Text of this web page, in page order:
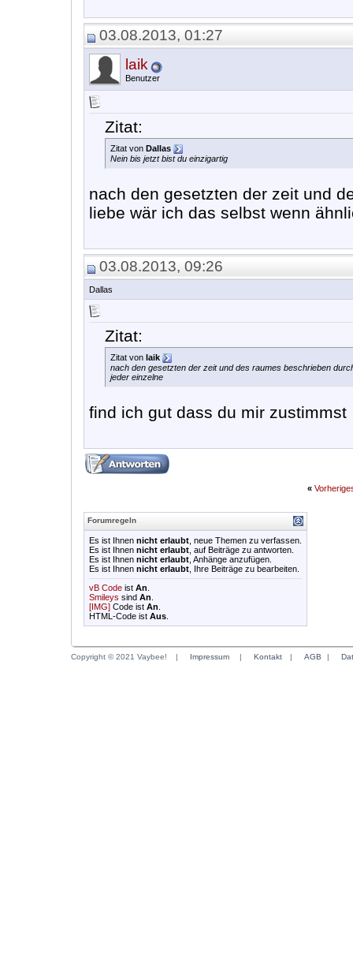
03.08.2013, 01:27
laik
Benutzer
Zitat:
Zitat von Dallas
Nein bis jetzt bist du einzigartig
nach den gesetzten der zeit und
liebe wär ich das selbst wenn
03.08.2013, 09:26
Dallas
Zitat:
Zitat von laik
nach den gesetzten der zeit und des raumes beschrieben
jeder einzelne
find ich gut dass du mir zustimmst
«
Forumregeln
Es ist Ihnen nicht erlaubt , neue Themen zu verfassen.
Es ist Ihnen nicht erlaubt , auf Beiträge zu antworten.
Es ist Ihnen nicht erlaubt , Anhänge anzufügen.
Es ist Ihnen nicht erlaubt , Ihre Beiträge zu bearbeiten.
vB Code ist An
Smileys sind An
[IMG] Code ist An
HTML-Code ist Aus
Copyright © 2021 Vaybee! | Impressum | Kontakt | AGB |